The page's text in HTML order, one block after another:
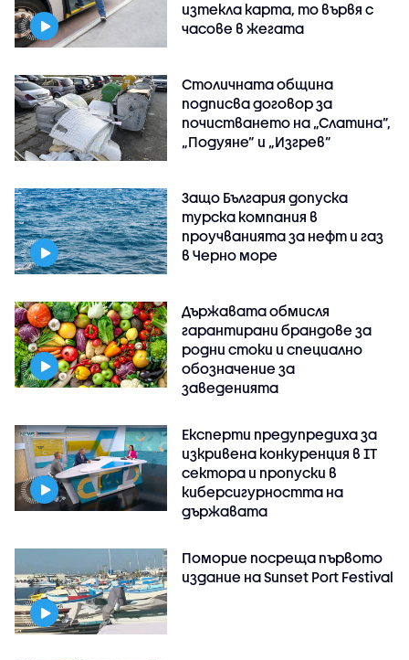
изтекла карта, то вървя с
часове в жегата
Столичната община
подписва договор за
почистването на „Слатина”,
„Подуяне” и „Изгрев”
Защо България допуска
турска компания в
проучванията за нефт и газ
в Черно море
Държавата обмисля
гарантирани брандове за
родни стоки и специално
обозначение за
заведенията
Експерти предупредиха за
изкривена конкуренция в IT
сектора и пропуски в
киберсигурността на
държавата
Поморие посреща първото
издание на Sunset Port Festival